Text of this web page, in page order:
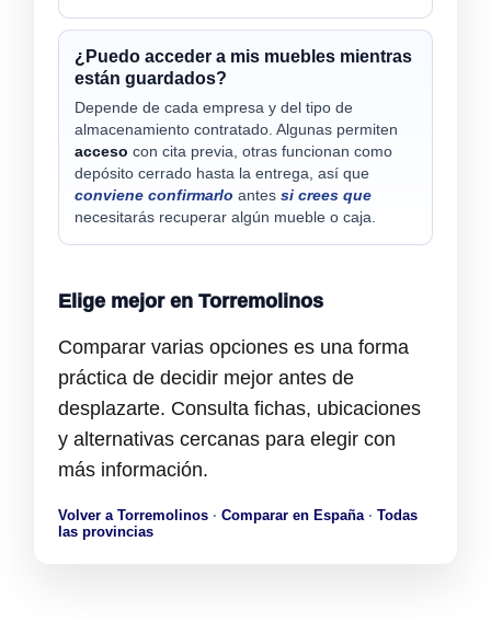
¿Puedo acceder a mis muebles mientras
están guardados?
Depende de cada empresa y del tipo de
almacenamiento contratado. Algunas permiten
acceso con cita previa, otras funcionan como
depósito cerrado hasta la entrega, así que
conviene confirmarlo antes si crees que
necesitarás recuperar algún mueble o caja.
Elige mejor en Torremolinos
Comparar varias opciones es una forma
práctica de decidir mejor antes de
desplazarte. Consulta fichas, ubicaciones
y alternativas cercanas para elegir con
más información.
Volver a Torremolinos · Comparar en España· Todas
las provincias